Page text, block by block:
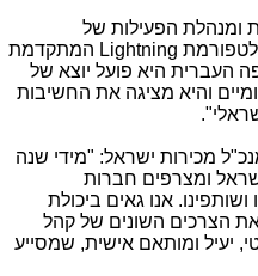
ומנהלת הפעילות של
Lightning המתקדמת
היא פועל יוצא של
והיא מציגה את החשיבות
מכירות ישראל: "מידי שנה
ומצרפים חברות
אנו גאים ביכולת
את הצרכים השונים של קהל
יעיל ומותאם אישית, שמסייע